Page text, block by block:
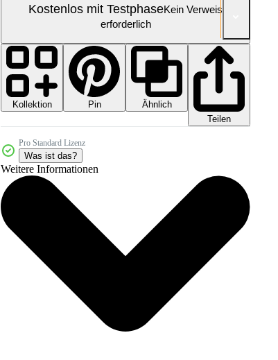
Kostenlos mit TestphaseKein Verweis
erforderlich
Kollektion Pin
Ähnlich
Teilen
Pro Standard Lizenz
Was ist das?
Weitere Informationen